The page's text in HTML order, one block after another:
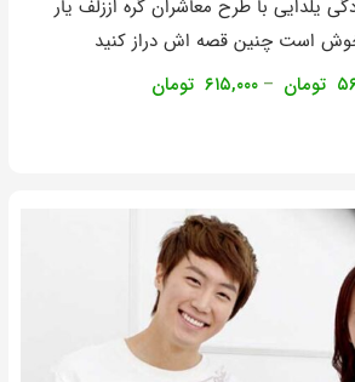
یلدایی با طرح معاشران گره اززلف یار
خوش است چنین قصه اش دراز کنید
تومان – ۶۱۵,۰۰۰ تومان